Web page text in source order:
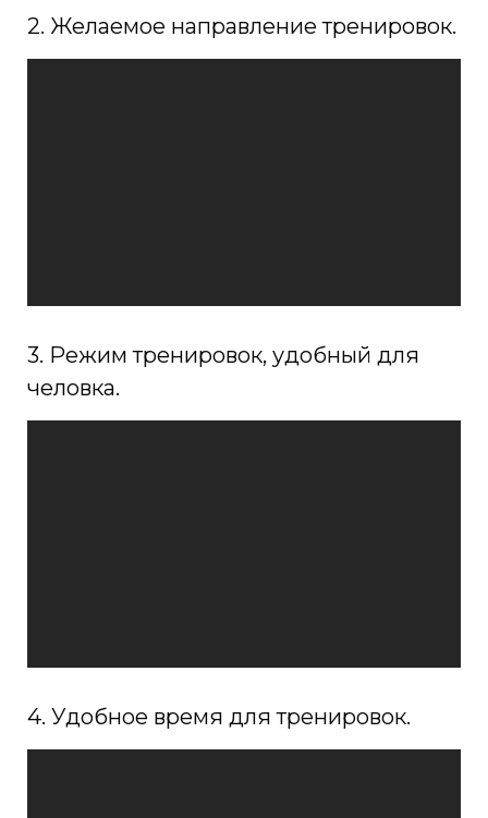
2. Желаемое направление тренировок.
3. Режим тренировок, удобный для
человка.
4. Удобное время для тренировок.